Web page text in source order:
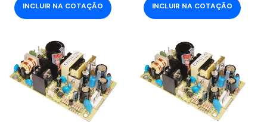
INCLUIR NA COTAÇÃO INCLUIR NA COTAÇÃO